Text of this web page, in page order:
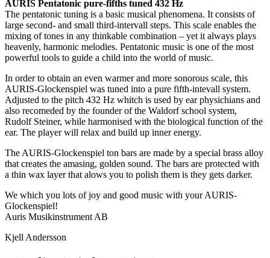
AURIS Pentatonic pure-fifths tuned 432 Hz
The pentatonic tuning is a basic musical phenomena. It consists of
large second- and small third-intervall steps. This scale enables the
mixing of tones in any thinkable combination – yet it always plays
heavenly, harmonic melodies. Pentatonic music is one of the most
powerful tools to guide a child into the world of music.
In order to obtain an even warmer and more sonorous scale, this
AURIS-Glockenspiel was tuned into a pure fifth-intevall system.
Adjusted to the pitch 432 Hz whitch is used by ear physichians and
also recomeded by the founder of the Waldorf school system,
Rudolf Steiner, while harmonised with the biological function of the
ear. The player will relax and build up inner energy.
The AURIS-Glockenspiel ton bars are made by a special brass alloy
that creates the amasing, golden sound. The bars are protected with
a thin wax layer that alows you to polish them is they gets darker.
We which you lots of joy and good music with your AURIS-
Glockenspiel!
Auris Musikinstrument AB
Kjell Andersson